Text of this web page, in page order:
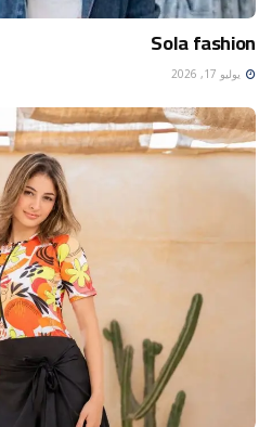
Sola fashion
يوليو 17, 2026